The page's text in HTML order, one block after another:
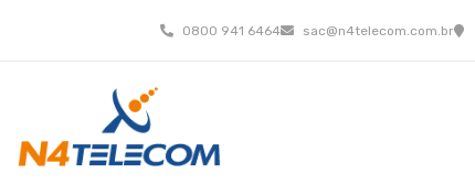
0800 941 6464 sac@n4telecom.com.br